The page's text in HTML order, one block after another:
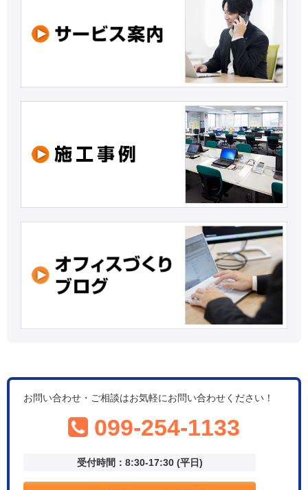
お問い合わせ・ご相談はお気軽にお問い合わせください！
099-254-1133
受付時間：8:30-17:30 (平日)